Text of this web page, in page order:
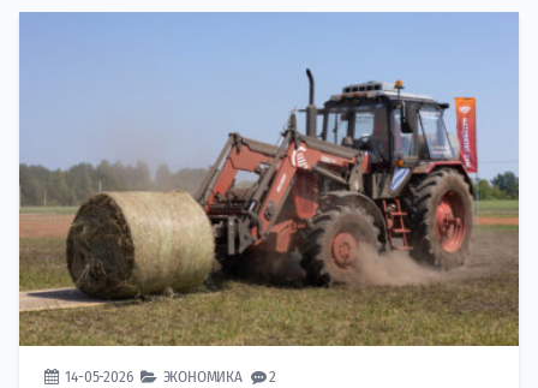
14-05-2026 ЭКОНОМИКА 2